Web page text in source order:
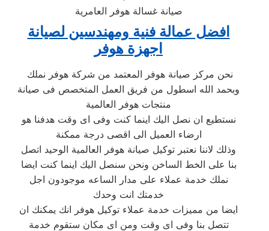
صيانة غسالة هوفر العامرية
افضل عمالة فنية ومهندسين لصيانة
اجهزة هوفر
وبحمد الله اسطول من فريق العمل المتخصص فى صيانة
منتجات هوفر العالمية
نستطيع ان نصل اليك اينما كنت وفى اى وقت هدفنا هو
ارضاء العميل الى اقصى درجة ممكنة
وذلك لاننا نعتبر توكيل صيانة هوفر العالمية الوحيد اتصل
بنا على الخط الساخن ونحن سنصل اليك اينما كنت ايضا
نملك خدمة عملاء على مدار الساعه موجودون اجل
خدمتك انت وحدك
ايضا من مميزات خدمة عملاء توكيل هوفر انك يمكنك ان
تتصل بنا وفى اى وقت ومن اى مكان ستقوم خدمة